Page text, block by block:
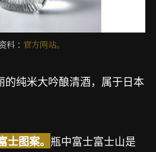
料： 官方网站。
的纯米大吟酿清酒，属于日本
士图案。 瓶中富士富士山是